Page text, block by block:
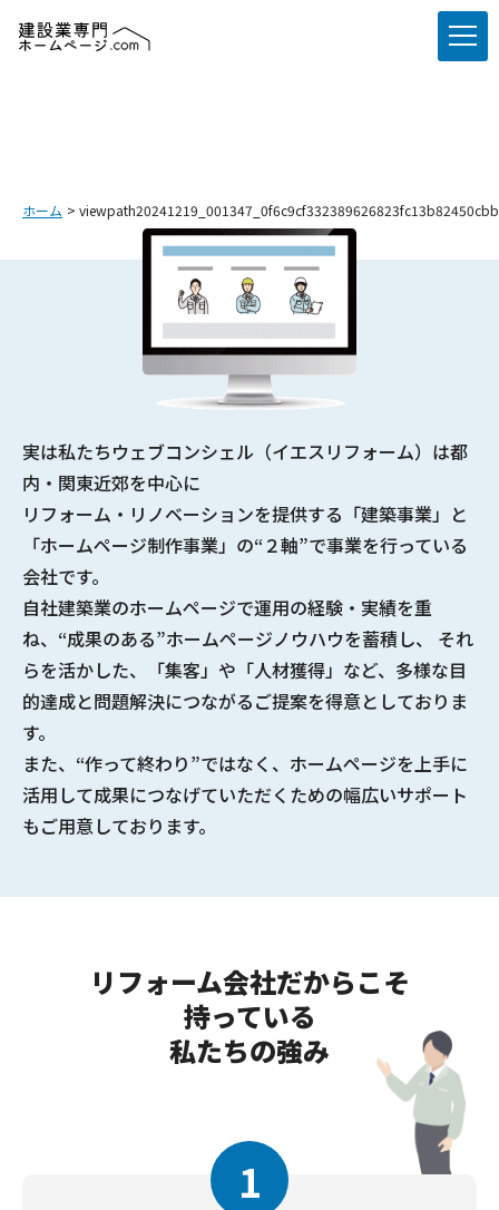
ホーム viewpath20241219_001347_0f6c9cf332389626823fc13b82450cbb
実は私たちウェブコンシェル（イエスリフォーム）は都
内・関東近郊を中心に
リフォーム・リノベーションを提供する 「建築事業」と
「ホームページ制作事業」の“２軸”で事業を行っている
会社です。
自社建築業のホームページで運用の経験・実績を重
ね、 “成果のある”ホームページノウハウを蓄積し、 それ
らを活かした、「集客」や「人材獲得」など、多様な目
的達成と問題解決につながるご提案を得意としておりま
す。
また、“作って終わり”ではなく、ホームページを上手に
活用して成果につなげていただくための幅広いサポート
もご用意しております。
リフォーム会社だからこそ
持っている
私たちの強み
1